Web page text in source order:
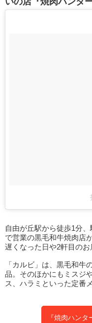
自由が丘駅から徒歩1分
で営業の黒毛和牛焼肉店
遅くなった日や2軒目のお
「カルビ」は、黒毛和牛
品。そのほかにもミスジ
ス、ハラミといった定番
『焼肉ハン